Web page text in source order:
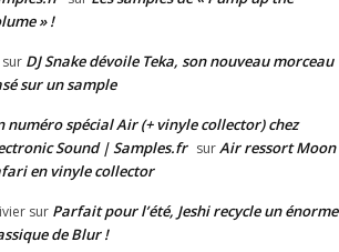
» !
sur DJ Snake dévoile Teka, son nouveau morceau
sur un sample
numéro spécial Air (+ vinyle collector) chez
Sound | Samples.fr surAir ressort Moon
en vinyle collector
sur Parfait pour l’été, Jeshi recycle un énorme
de Blur !